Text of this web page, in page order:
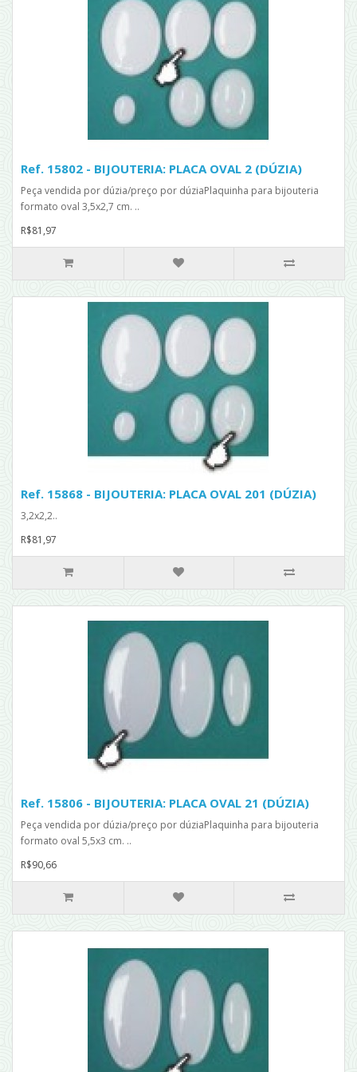
Ref. 15802 - BIJOUTERIA: PLACA OVAL 2 (DÚZIA)
Peça vendida por dúzia/preço por dúziaPlaquinha para bijouteria
formato oval 3,5x2,7 cm. ..
R$81,97
Ref. 15868 - BIJOUTERIA: PLACA OVAL 201 (DÚZIA)
3,2x2,2..
R$81,97
Ref. 15806 - BIJOUTERIA: PLACA OVAL 21 (DÚZIA)
Peça vendida por dúzia/preço por dúziaPlaquinha para bijouteria
formato oval 5,5x3 cm. ..
R$90,66